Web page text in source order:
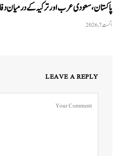
پاکستان،سعودی عرب اور ترکیہ کے درمیان
اگست 7, 2026
LEAVE A REPLY